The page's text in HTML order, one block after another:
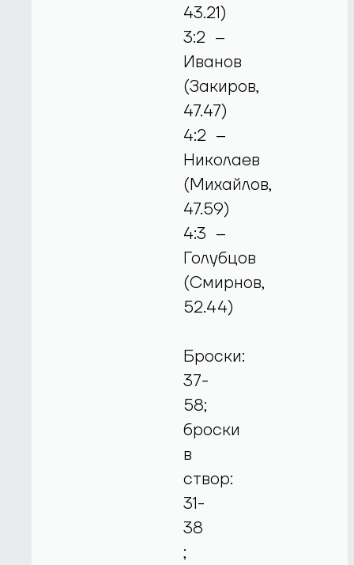
43.21)
3:2 –
Иванов
(Закиров,
47.47)
4:2 –
Николаев
(Михайлов,
47.59)
4:3 –
Голубцов
(Смирнов,
52.44)
Броски:
37-
58;
броски
в
створ:
31-
38
;